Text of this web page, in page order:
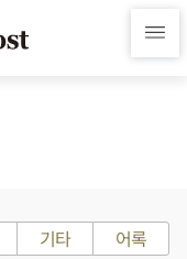
기타 어록